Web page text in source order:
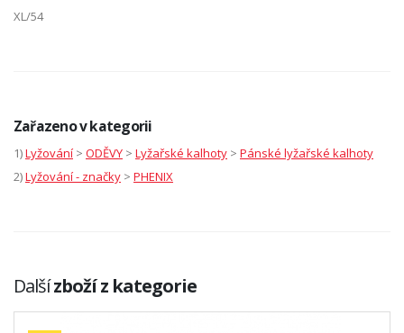
XL/54
Zařazeno v kategorii
1)Lyžování > ODĚVY > Lyžařské kalhoty > Pánské lyžařské kalhoty
2)Lyžování - značky > PHENIX
Dalšízboží z kategorie